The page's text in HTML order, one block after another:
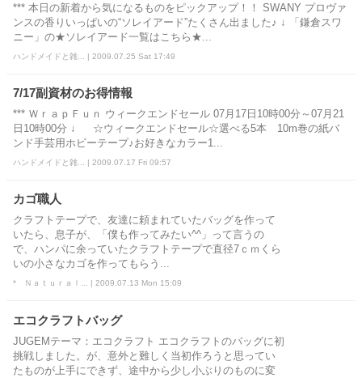
*** 本日の新着から気になるものをピックアップ！！ SWANY プロヴァ
ンスの香りいっぱいの“ソレイアード”たくさん出ました♪ ↓ 「鎌倉スワ
ニー」の★ソレイアード一覧はこちら★...
ハンドメイドと雑... | 2009.07.25 Sat 17:49
7/17副資材のお得情報
*** ＷｒａｐＦｕｎ ウィークエンドセール 07月17日10時00分～07月21
日10時00分 ↓ ☆ウィークエンドセール☆選べる5本 10m巻の紙バ
ンド手芸用ホビーテープ♪お好きなカラー1...
ハンドメイドと雑... | 2009.07.17 Fri 09:57
カゴ職人
クラフトテープで、友達に頼まれていたバッグを作って
いたら、息子が、「僕も作ってみたい^^」って言うの
で、ハンパに余っていたクラフトテープで直径7ｃｍくら
いの小さなカゴを作ってもらう...
* Ｎａｔｕｒａｌ... | 2009.07.13 Mon 15:09
エコクラフトバッグ
JUGEMテーマ：エコクラフト エコクラフトのバッグに初
挑戦しました。が、意外と難しく当初作ろうと思ってい
たものが上手にできず、途中から少し小ぶりのものに変